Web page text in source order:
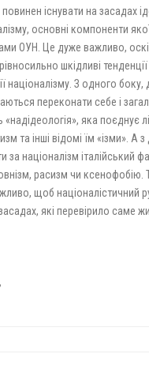
існувати на засадах
основні компоненти
ОУН. Це дуже важливо,
шкідливі тенденції
націоналізму. З одного боку,
переконати себе і
яка поєднує
та інші відомі їм «ізми». А з
за націоналізм італійський
расизм чи ксенофобію.
щоб націоналістичний
які перевірило саме